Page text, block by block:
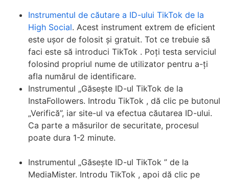
Instrumentul de căutare a ID-ului TikTok de la
High Social. Acest instrument extrem de eficient
este ușor de folosit și gratuit. Tot ce trebuie să
faci este să introduci TikTok . Poți testa serviciul
folosind propriul nume de utilizator pentru a-ți
afla numărul de identificare.
Instrumentul „Găsește ID-ul TikTok de la
InstaFollowers. Introdu TikTok , dă clic pe butonul
„Verifică”, iar site-ul va efectua căutarea ID-ului.
Ca parte a măsurilor de securitate, procesul
poate dura 1-2 minute.
Instrumentul „Găsește ID-ul TikTok ” de la
MediaMister. Introdu TikTok , apoi dă clic pe